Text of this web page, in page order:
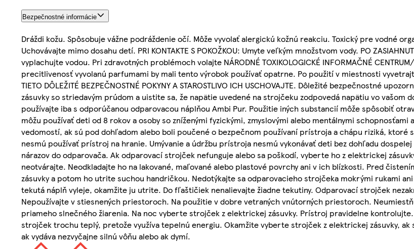
Bezpečnostné informácie
Dráždi kožu. Spôsobuje vážne podráždenie očí. Môže vyvolať alergickú kožnú reakciu. Toxický pre vodné
Uchovávajte mimo dosahu detí. PRI KONTAKTE S POKOŽKOU: Umyte veľkým množstvom vody. PO
vyplachujte vodou. Pri zdravotných problémoch volajte NÁRODNÉ TOXIKOLOGICKÉ INFORMAČNÉ
precitlivenosť vyvolanú parfumami by mali tento výrobok používať opatrne. Po použití v miestnosti vyvetrajte.
TIETO DÔLEŽITÉ BEZPEČNOSTNÉ POKYNY A STAROSTLIVO ICH USCHOVAJTE. Dôležité bezpečnostné
zásuvky so striedavým prúdom a uistite sa, že napätie uvedené na strojčeku zodpovedá napätiu vo vašom
používajte iba s odporúčanou odparovacou náplňou Ambi Pur. Použitie iných substancií môže spôsobiť
môžu používať deti od 8 rokov a osoby so zníženými fyzickými, zmyslovými alebo mentálnymi
vedomostí, ak sú pod dohľadom alebo boli poučené o bezpečnom používaní prístroja a chápu riziká, ktoré
nesmú používať prístroj na hranie. Umývanie a údržbu prístroja nesmú vykonávať deti bez dohľadu dospelej
nárazov do odparovača. Ak odparovací strojček nefunguje alebo sa poškodí, vyberte ho z elektrickej
neotvárajte. Neodkladajte ho na lakované, maľované alebo plastové povrchy ani v ich blízkosti. Pred
zásuvky a potom ho utrite suchou handričkou. Nedotýkajte sa odparovacieho strojčeka mokrými rukami
tekutá náplň vyleje, okamžite ju utrite. Do fľaštičiek nenalievajte žiadne tekutiny. Odparovací strojček
Nepoužívajte v stiesnených priestoroch. Na použitie v dobre vetraných vnútorných priestoroch.
priameho slnečného žiarenia. Na noc vyberte strojček z elektrickej zásuvky. Prístroj pravidelne
strojček trochu teplý, pretože využíva tepelnú energiu. Okamžite vyberte strojček z elektrickej zásuvky, ak
ak vydáva nezvyčajne silnú vôňu alebo ak dymí.